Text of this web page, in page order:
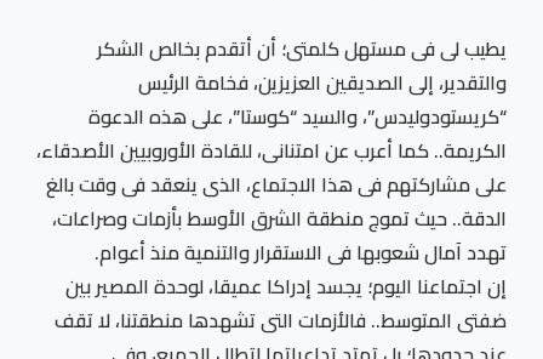
يطيب لى فى مستهل كلمتى؛ أن أتقدم بخالص الشكر
والتقدير، إلى الصديقين العزيزين، فخامة الرئيس
“كريستودوليدس”، والسيد “كوستا”، على هذه الدعوة
الكريمة.. كما أعرب عن امتنانى، للقادة الأوروبيين الأصدقاء،
على مشاركتهم فى هذا الاجتماع، الذى ينعقد فى وقت بالغ
الدقة.. حيث تموج منطقة الشرق الأوسط بأزمات وصراعات،
تهدد آمال شعوبها فى الاستقرار والتنمية منذ أعوام.
إن اجتماعنا اليوم؛ يجسد إدراكا عميقا، لوحدة المصير بين
ضفتى المتوسط.. فالأزمات التى تشهدها منطقتنا، لا تقف